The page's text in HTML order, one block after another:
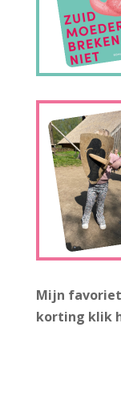
Mijn
korting klik